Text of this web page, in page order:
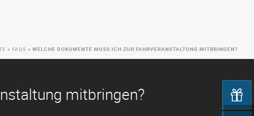
» FAQS » WELCHE DOKUMENTE MUSS ICH ZUR FAHRVERANSTALTUNG MITBRINGEN?
mitbringen?